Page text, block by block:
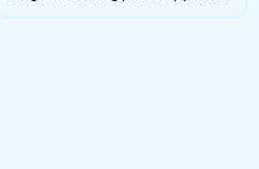
giải lên đến 2MP cùng với công